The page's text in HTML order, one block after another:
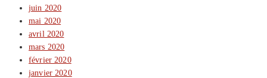
juin 2020
mai 2020
avril 2020
mars 2020
février 2020
janvier 2020